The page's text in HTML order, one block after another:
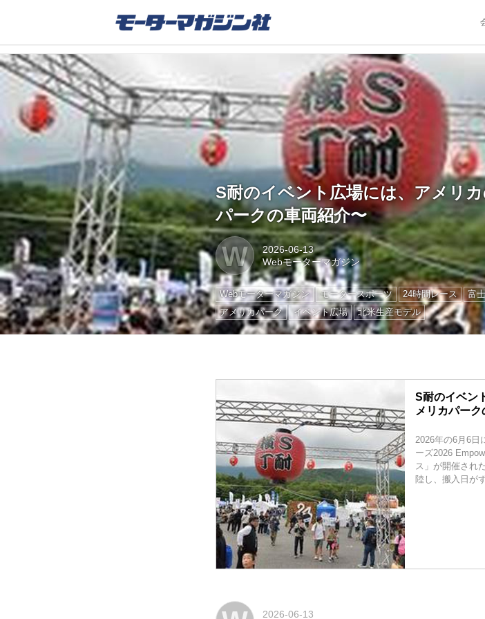
S耐のイベント広場には、アメリ
パークの車両紹介〜
W
2026-06-13
Webモーターマガジン
Webモーターマガジン モータースポーツ 24時間レース 富
アメリカパーク
イベント広場 北米生産モデル
S耐のイベン
メリカパー
2026年の6月6日
ーズ2026
ス」が開催され
陸し、搬入日が
2026-06-13